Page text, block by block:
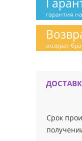
гарантия
возврат
Срок